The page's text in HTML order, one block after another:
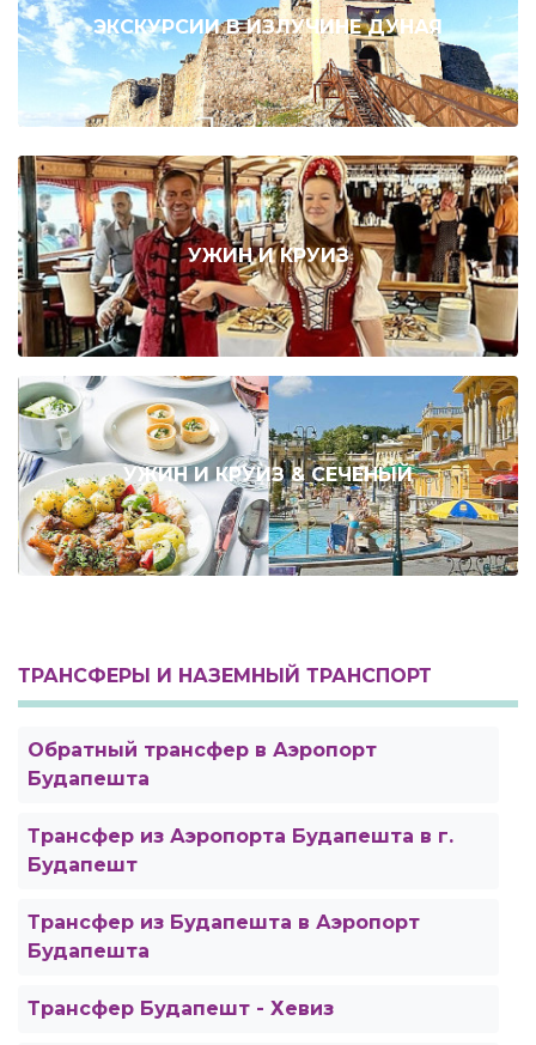
ЭКСКУРСИИ В ИЗЛУЧИНЕ ДУНАЯ
УЖИН И КРУИЗ
УЖИН И КРУИЗ & СЕЧЕНЫЙ
ТРАНСФЕРЫ И НАЗЕМНЫЙ ТРАНСПОРТ
Обратный трансфер в Аэропорт
Будапешта
Трансфер из Аэропорта Будапешта в г.
Будапешт
Трансфер из Будапешта в Аэропорт
Будапешта
Трансфер Будапешт - Хевиз